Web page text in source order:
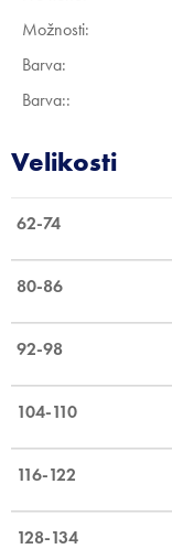
Možnosti:
Barva:
Barva::
62-74
80-86
92-98
104-110
116-122
128-134